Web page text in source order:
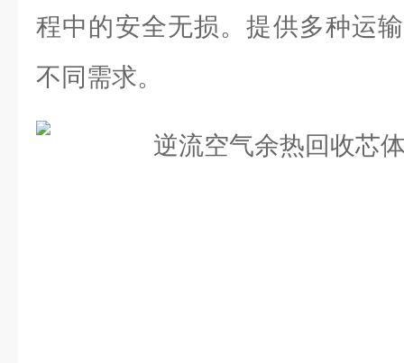
程中的安全无损。提供多种运
不同需求。